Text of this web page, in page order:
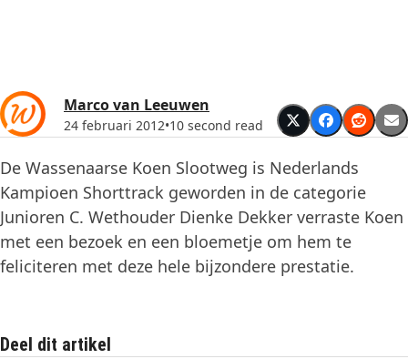
Marco van Leeuwen
24 februari 2012•10 second read
De Wassenaarse Koen Slootweg is Nederlands
Kampioen Shorttrack geworden in de categorie
Junioren C. Wethouder Dienke Dekker verraste Koen
met een bezoek en een bloemetje om hem te
feliciteren met deze hele bijzondere prestatie.
Deel dit artikel